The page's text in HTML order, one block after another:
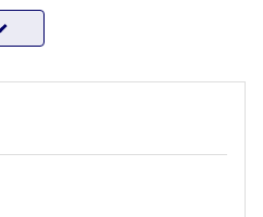
的に褥瘡予防にかかわる意義について
い褥瘡アセスメントについて（仲上豪
について（笠舞和宏）